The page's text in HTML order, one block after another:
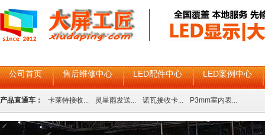
公司首页 售后维修中心 LED配件中心 LED案例中心
产品直通车： 卡莱特接收... 灵星雨发送... 诺瓦接收卡... P3mm室内表...